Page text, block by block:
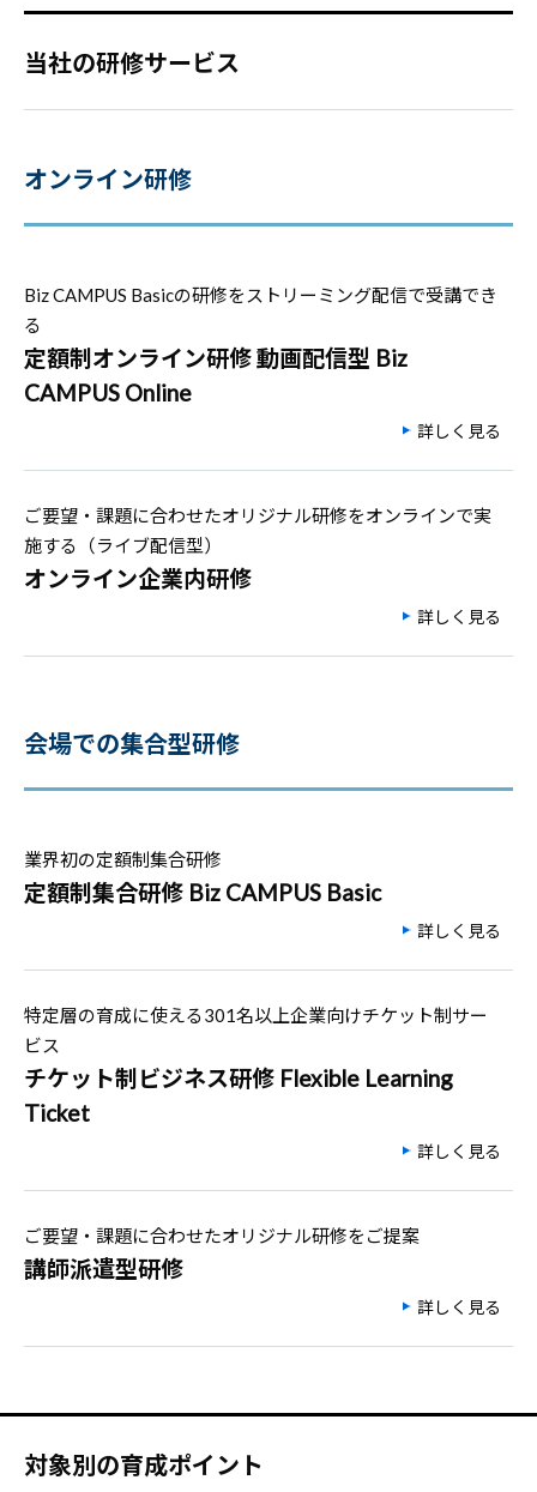
当社の研修サービス
オンライン研修
Biz CAMPUS Basicの研修をストリーミング配信で受講でき
る
定額制オンライン研修 動画配信型 Biz
CAMPUS Online
詳しく見る
ご要望・課題に合わせたオリジナル研修をオンラインで実
施する（ライブ配信型）
オンライン企業内研修
詳しく見る
会場での集合型研修
業界初の定額制集合研修
定額制集合研修 Biz CAMPUS Basic
詳しく見る
特定層の育成に使える301名以上企業向けチケット制サー
ビス
チケット制ビジネス研修 Flexible Learning
Ticket
詳しく見る
ご要望・課題に合わせたオリジナル研修をご提案
講師派遣型研修
詳しく見る
対象別の育成ポイント